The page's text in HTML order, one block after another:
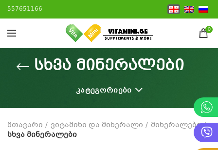
557651166
0
სხვა მინერალები
ᲙᲐᲢᲔᲒᲝᲠᲘᲔᲑᲘ
მთავარი ვიტამინი და მინერალი
მინერალები
სხვა მინერალები